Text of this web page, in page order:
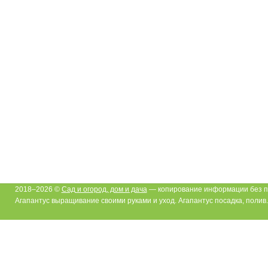
2018–2026 © Сад и огород, дом и дача— копирование информации без
Агапантус выращивание своими руками и уход. Агапантус посадка,